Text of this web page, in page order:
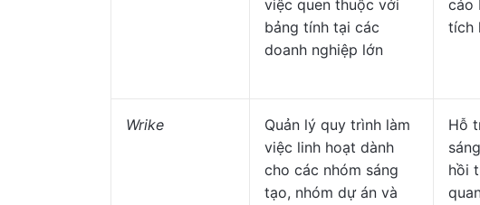
việc quen thuộc với
bảng tính tại các
doanh nghiệp lớn
cáo
tích
Wrike
Quản lý quy trình làm
việc linh hoạt dành
cho các nhóm sáng
tạo, nhóm dự án và
Hỗ
hồi